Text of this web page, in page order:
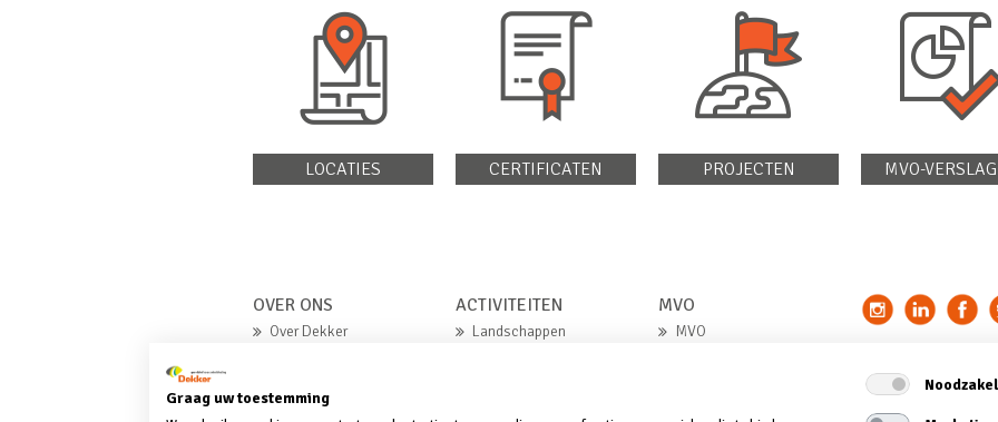
LOCATIES CERTIFICATEN PROJECTEN MVO-
OVER ONS
Over Dekker
Contact
ACTIVITEITEN
Landschappen
Grond voor herinrichting
MVO
MVO
Graag uw toestemming